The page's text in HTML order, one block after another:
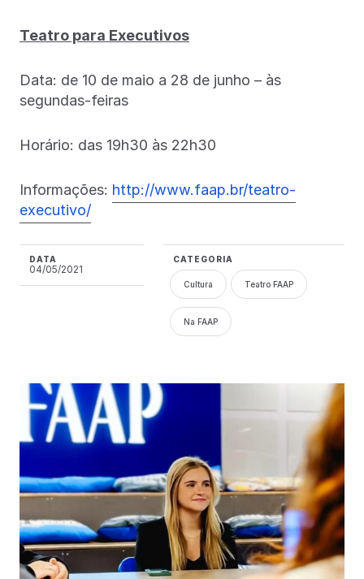
Teatro para Executivos
Data: de 10 de maio a 28 de junho – às
segundas-feiras
Horário: das 19h30 às 22h30
Informações: http://www.faap.br/teatro-
executivo/
DATA
04/05/2021
CATEGORIA
Cultura Teatro FAAP
Na FAAP